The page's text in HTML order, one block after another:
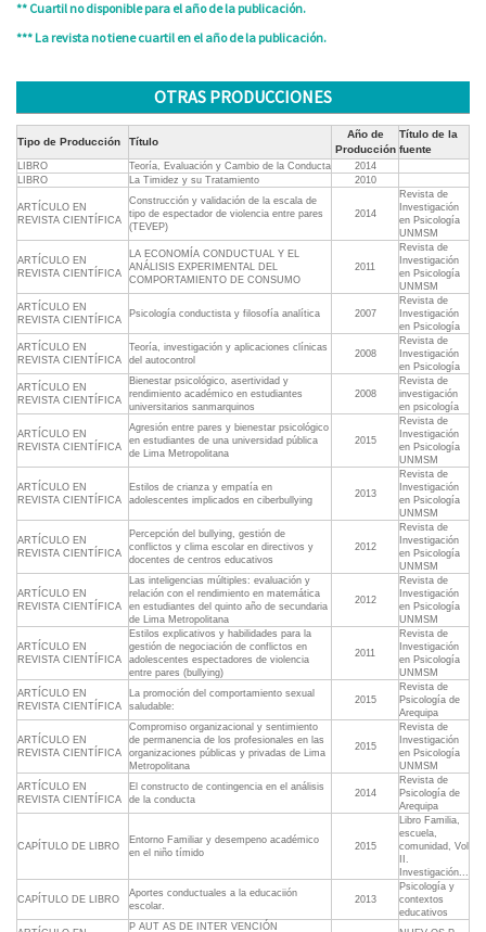
** Cuartil no disponible para el año de la publicación.
*** La revista no tiene cuartil en el año de la publicación.
OTRAS PRODUCCIONES
Tipo de Producción Título
Año de
Producción
Título de la
fuente
LIBRO Teoría, Evaluación y Cambio de la Conducta
2014
LIBRO
La Timidez y su Tratamiento 2010
ARTÍCULO EN
REVISTA CIENTÍFICA
Construcción y validación de la escala de
tipo de espectador de violencia entre pares
(TEVEP)
2014
Revista de
Investigación
en Psicología
UNMSM
ARTÍCULO EN
REVISTA CIENTÍFICA
LA ECONOMÍA CONDUCTUAL Y EL
ANÁLISIS EXPERIMENTAL DEL
COMPORTAMIENTO DE CONSUMO
2011
Revista de
Investigación
en Psicología
UNMSM
ARTÍCULO EN
REVISTA CIENTÍFICA
Psicología conductista y filosofía analítica 2007
Revista de
Investigación
en Psicología
ARTÍCULO EN
REVISTA CIENTÍFICA
Teoría, investigación y aplicaciones clínicas
del autocontrol
2008
Revista de
Investigación
en Psicología
ARTÍCULO EN
REVISTA CIENTÍFICA
Bienestar psicológico, asertividad y
rendimiento académico en estudiantes
universitarios sanmarquinos
2008
Revista de
investigación
en psicología
ARTÍCULO EN
REVISTA CIENTÍFICA
Agresión entre pares y bienestar psicológico
en estudiantes de una universidad pública
de Lima Metropolitana
2015
Revista de
Investigación
en Psicología
UNMSM
ARTÍCULO EN
REVISTA CIENTÍFICA
Estilos de crianza y empatía en
adolescentes implicados en ciberbullying
2013
Revista de
Investigación
en Psicología
UNMSM
ARTÍCULO EN
REVISTA CIENTÍFICA
Percepción del bullying, gestión de
conflictos y clima escolar en directivos y
docentes de centros educativos
2012
Revista de
Investigación
en Psicología
UNMSM
ARTÍCULO EN
REVISTA CIENTÍFICA
Las inteligencias múltiples: evaluación y
relación con el rendimiento en matemática
en estudiantes del quinto año de secundaria
de Lima Metropolitana
2012
Revista de
Investigación
en Psicología
UNMSM
ARTÍCULO EN
REVISTA CIENTÍFICA
Estilos explicativos y habilidades para la
gestión de negociación de conflictos en
adolescentes espectadores de violencia
entre pares (bullying)
2011
Revista de
Investigación
en Psicología
UNMSM
ARTÍCULO EN
REVISTA CIENTÍFICA
La promoción del comportamiento sexual
saludable:
2015
Revista de
Psicología de
Arequipa
ARTÍCULO EN
REVISTA CIENTÍFICA
Compromiso organizacional y sentimiento
de permanencia de los profesionales en las
organizaciones públicas y privadas de Lima
Metropolitana
2015
Revista de
Investigación
en Psicología
UNMSM
ARTÍCULO EN
REVISTA CIENTÍFICA
El constructo de contingencia en el análisis
de la conducta
2014
Revista de
Psicología de
Arequipa
CAPÍTULO DE LIBRO
Entorno Familiar y desempeno académico
en el niño tímido
2015
Libro Familia,
escuela,
comunidad, Vol
II.
Investigación...
CAPÍTULO DE LIBRO
Aportes conductuales a la educaciión
escolar.
2013
Psicología y
contextos
educativos
P AUT AS DE INTER VENCIÓN